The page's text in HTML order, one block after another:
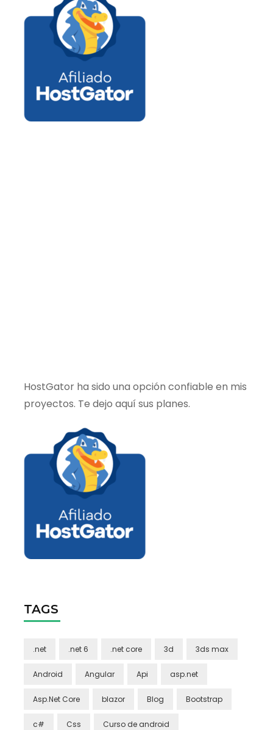
HostGator ha sido una opción confiable en mis
proyectos. Te dejo aquí sus planes.
TAGS
.net .net 6 .net core 3d 3ds max
Android Angular Api asp.net
Asp.Net Core blazor Blog Bootstrap
c# Css Curso de android